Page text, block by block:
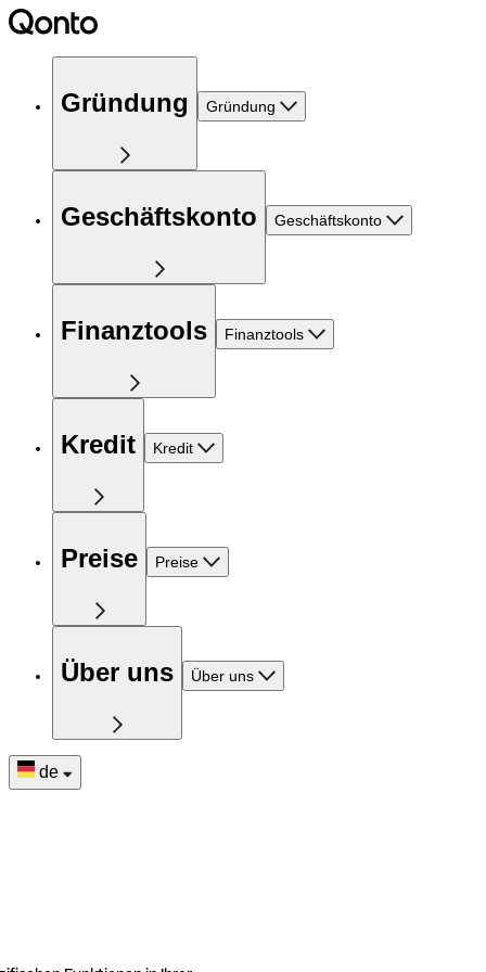
Gründung Gründung
Geschäftskonto Geschäftskonto
Finanztools Finanztools
Kredit Kredit
Preise Preise
Über uns Über uns
de